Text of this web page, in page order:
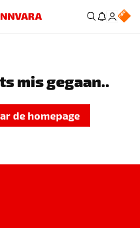
mis gegaan..
de homepage